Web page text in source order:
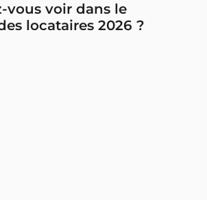
vous voir dans le
locataires 2026 ?